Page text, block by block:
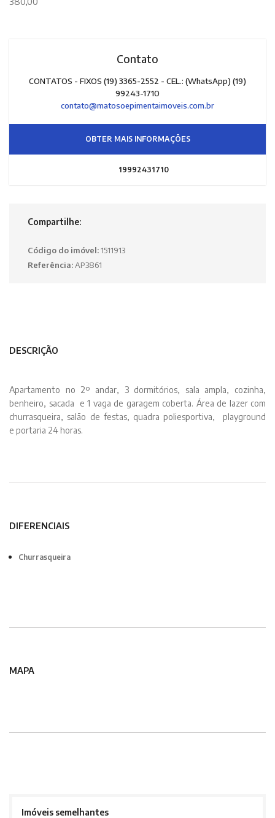
Contato
CONTATOS - FIXOS (19) 3365-2552 - CEL.: (WhatsApp) (19)
99243-1710
contato@matosoepimentaimoveis.com.br
OBTER MAIS INFORMAÇÕES
19992431710
Compartilhe:
Código do imóvel:1511913
Referência:AP3861
DESCRIÇÃO
Apartamento no 2º andar, 3 dormitórios, sala ampla, cozinha,
benheiro, sacada e 1 vaga de garagem coberta. Área de lazer com
churrasqueira, salão de festas, quadra poliesportiva, playground
e portaria 24 horas.
DIFERENCIAIS
Churrasqueira
MAPA
Imóveis semelhantes